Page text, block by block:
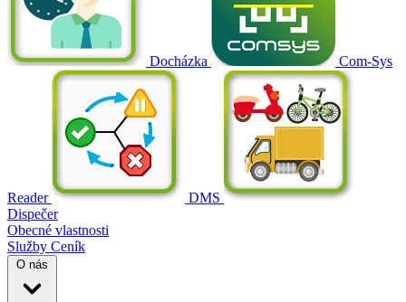
Docházka Com-Sys
Reader
DMS
Dispečer
Obecné vlastnosti
Služby Ceník
O nás